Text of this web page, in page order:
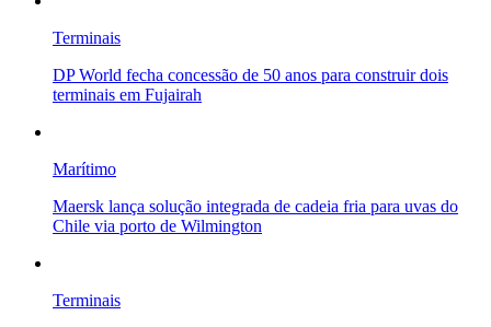
Terminais
DP World fecha concessão de 50 anos para construir dois
terminais em Fujairah
Marítimo
Maersk lança solução integrada de cadeia fria para uvas do
Chile via porto de Wilmington
Terminais